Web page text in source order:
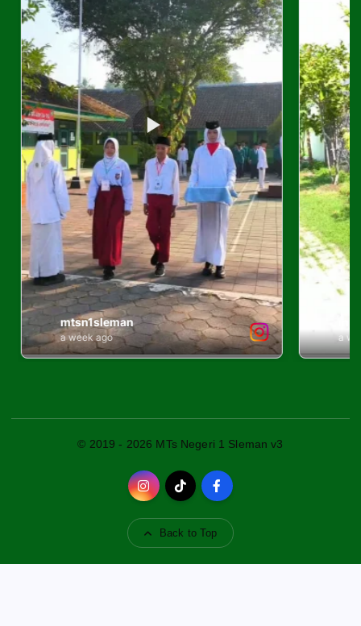
© 2019 - 2026 MTs Negeri 1 Sleman v3
Back to Top